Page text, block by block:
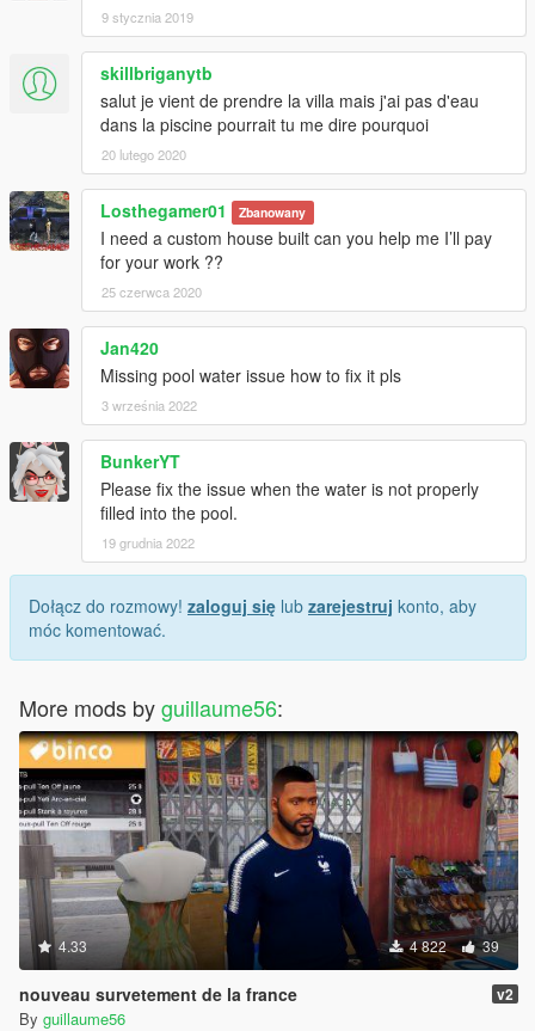
9 stycznia 2019
skillbriganytb
salut je vient de prendre la villa mais j'ai pas d'eau
dans la piscine pourrait tu me dire pourquoi
20 lutego 2020
Losthegamer01 Zbanowany
I need a custom house built can you help me I’ll pay
for your work ??
25 czerwca 2020
Jan420
Missing pool water issue how to fix it pls
3 września 2022
BunkerYT
Please fix the issue when the water is not properly
filled into the pool.
19 grudnia 2022
Dołącz do rozmowy! zaloguj się lub zarejestruj konto, aby
móc komentować.
More mods byguillaume56:
4.33 4 822 39
nouveau survetement de la france v2
By guillaume56